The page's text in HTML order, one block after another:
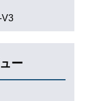
V3
ー